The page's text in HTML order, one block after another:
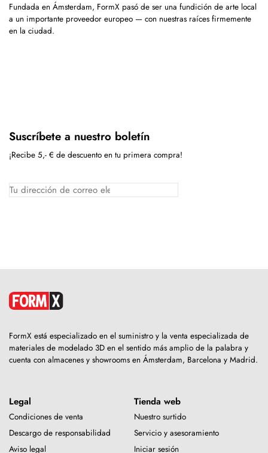
Fundada en Ámsterdam, FormX pasó de ser una fundición de arte local
a un importante proveedor europeo — con nuestras raíces firmemente
en la ciudad.
Suscríbete a nuestro boletín
¡Recibe 5,- € de descuento en tu primera compra!
FormX está especializado en el suministro y la venta especializada de
materiales de modelado 3D en el sentido más amplio de la palabra y
cuenta con almacenes y showrooms en Ámsterdam, Barcelona y Madrid.
Legal
Condiciones de venta
Descargo de responsabilidad
Aviso legal
Tienda web
Nuestro surtido
Servicio y asesoramiento
Iniciar sesión